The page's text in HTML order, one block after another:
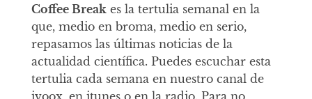
Coffee Break es la tertulia semanal en la
que, medio en broma, medio en serio,
repasamos las últimas noticias de la
actualidad científica. Puedes escuchar esta
tertulia cada semana en nuestro canal de
ivoox, en itunes o en la radio. Para no